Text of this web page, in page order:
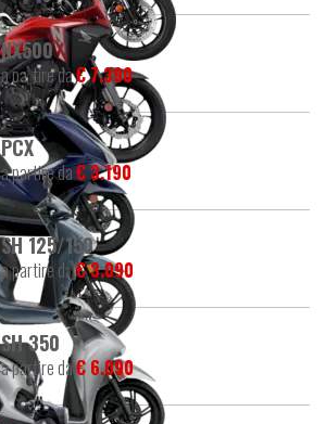
NX500
a partire da€ 7.390
PCX
a partire da€ 3.190
SH 125/150
a partire da€ 3.090
SH 350
a partire da€ 6.090